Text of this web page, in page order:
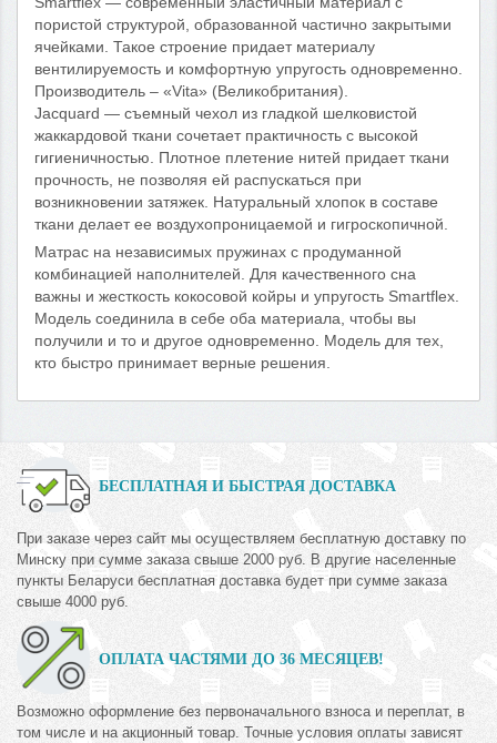
пористой структурой, образованной частично закрытыми
ячейками. Такое строение придает материалу
вентилируемость и комфортную упругость одновременно.
Производитель – «Vita» (Великобритания).
Jacquard — съемный чехол из гладкой шелковистой
жаккардовой ткани сочетает практичность с высокой
гигиеничностью. Плотное плетение нитей придает ткани
прочность, не позволяя ей распускаться при
возникновении затяжек. Натуральный хлопок в составе
ткани делает ее воздухопроницаемой и гигроскопичной.
Матрас на независимых пружинах с продуманной
комбинацией наполнителей. Для качественного сна
важны и жесткость кокосовой койры и упругость Smartflex.
Модель соединила в себе оба материала, чтобы вы
получили и то и другое одновременно. Модель для тех,
кто быстро принимает верные решения.
БЕСПЛАТНАЯ И БЫСТРАЯ ДОСТАВКА
При заказе через сайт мы осуществляем бесплатную доставку по
Минску при сумме заказа свыше 2000 руб. В другие населенные
пункты Беларуси бесплатная доставка будет при сумме заказа
свыше 4000 руб.
ОПЛАТА ЧАСТЯМИ ДО 36 МЕСЯЦЕВ!
Возможно оформление без первоначального взноса и переплат, в
том числе и на акционный товар. Точные условия оплаты зависят